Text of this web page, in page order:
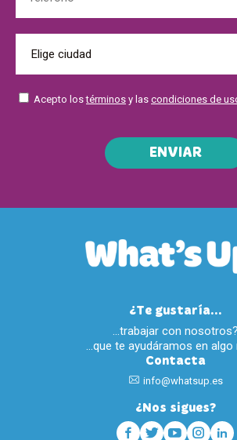
Acepto lostérminos y las condiciones de
ENVIAR
¿Te gustaría...
…trabajar con nosotros?
…que te ayudáramos en algo
Contacta
info@whatsup.es
¿Nos sigues?